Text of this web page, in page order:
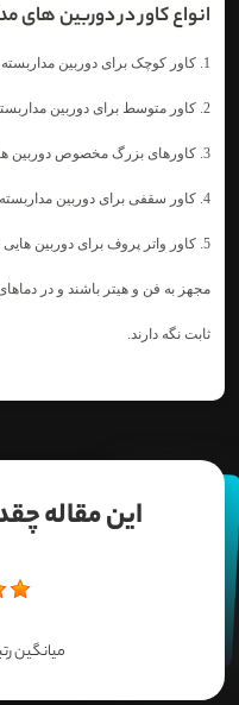
انواع کاور در دوربین های
1. کاور کوچک برای دوربین مداربسته پین هول یا مینیاتوری
2. کاور متوسط برای دوربین مداربسته باکس
3. کاورهای بزرگ مخصوص دوربین های مداربسته صنعتی
4. کاور سقفی برای دوربین مداربسته دام
5. کاور واتر پروف برای دوربین
مجهز به فن و هیتر باشند و در
ثابت نگه دارند.
این مقاله
میانگین